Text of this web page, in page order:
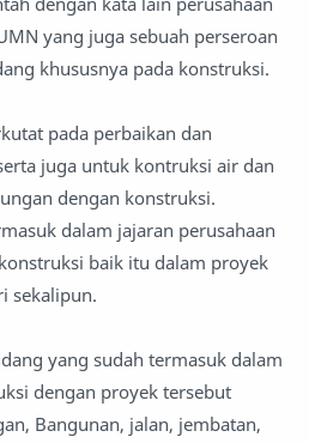
yang juga sebuah perseroan
khususnya pada konstruksi.
pada perbaikan dan
juga untuk kontruksi air dan
dengan konstruksi.
dalam jajaran perusahaan
baik itu dalam proyek
sekalipun.
yang sudah termasuk dalam
dengan proyek tersebut
Bangunan, jalan, jembatan,